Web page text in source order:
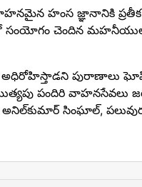
హంస జ్ఞానానికి ప్రతీక.
సంయోగం చెందిన
అధిరోహిస్తాడని పురాణాలు
పందిరి వాహనసేవ‌లు
సింఘాల్‌, పలువురు